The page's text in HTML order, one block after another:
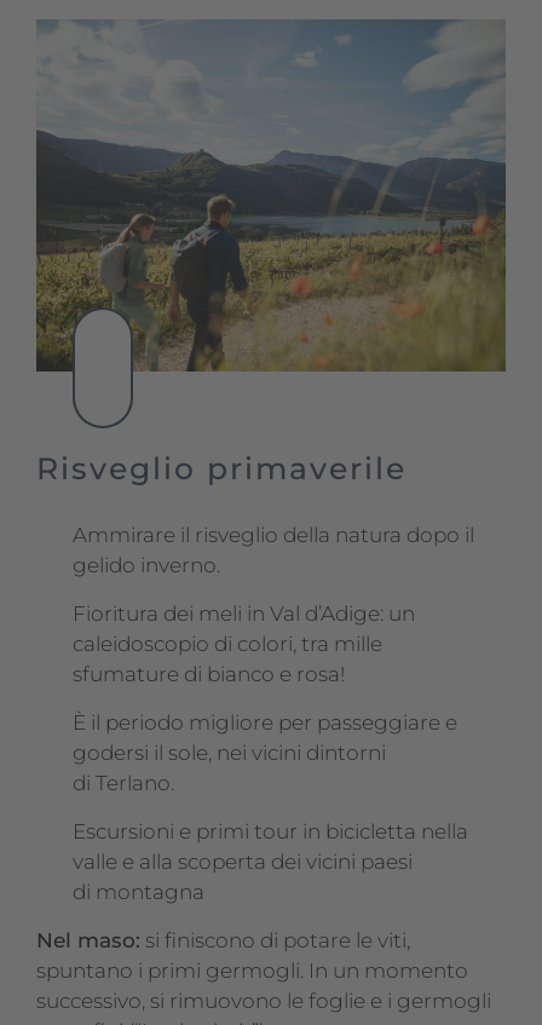
Risveglio primaverile
Ammirare il risveglio della natura dopo il
gelido inverno.
Fioritura dei meli in Val d’Adige: un
caleidoscopio di colori, tra mille
sfumature di bianco e rosa!
È il periodo migliore per passeggiare e
godersi il sole, nei vicini dintorni
di Terlano.
Escursioni e primi tour in bicicletta nella
valle e alla scoperta dei vicini paesi
di montagna
Nel maso: si finiscono di potare le viti,
spuntano i primi germogli. In un momento
successivo, si rimuovono le foglie e i germogli